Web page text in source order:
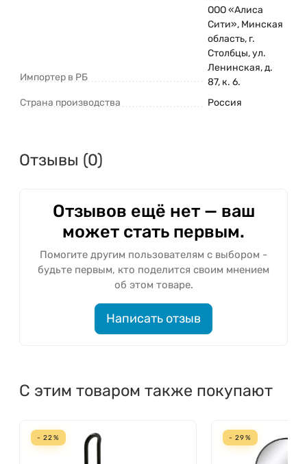
Импортер в РБ
ООО «Алиса
Сити», Минская
область, г.
Столбцы, ул.
Ленинская, д.
87, к. 6.
Страна производства
Россия
Отзывы (0)
Отзывов ещё нет — ваш
может стать первым.
Помогите другим пользователям с выбором -
будьте первым, кто поделится своим мнением
об этом товаре.
Написать отзыв
С этим товаром также покупают
- 22% - 29%